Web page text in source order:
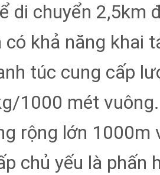
di chuyển 2,5km
khả năng khai
túc cung cấp
1000 mét
rộng lớn
chủ yếu là phấn